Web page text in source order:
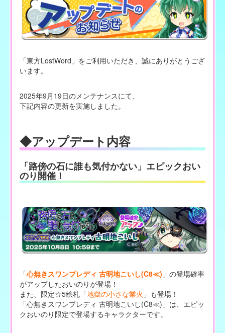
「東方LostWord」をご利用いただき、誠にありがとうござ
います。
2025年9月19日のメンテナンスにて、
下記内容の更新を実施しました。
◆アップデート内容
「路傍の石に誰も気付かない」エピックおい
のり開催！
「心無きスワンプレディ 古明地こいし(C8≪) 」の登場確率
がアップしたおいのりが登場！
また、限定☆5絵札「地獄の小さな業火 」も登場！
「心無きスワンプレディ 古明地こいし(C8≪)」は、エピッ
クおいのり限定で登場するキャラクターです。